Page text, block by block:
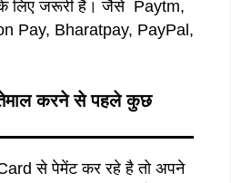
लिए जरूरी हैं। जैसे Paytm,
Pay, Bharatpay, PayPal,
करने से पहले कुछ
से पेमेंट कर रहे है तो अपने